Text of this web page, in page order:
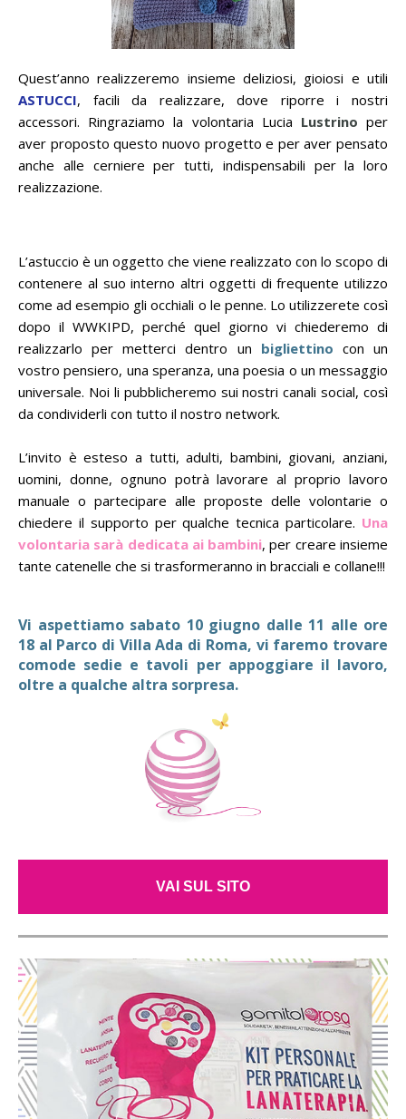
Quest’anno realizzeremo insieme deliziosi, gioiosi e utili
ASTUCCI, facili da realizzare, dove riporre i nostri
accessori. Ringraziamo la volontaria Lucia Lustrino per
aver proposto questo nuovo progetto e per aver pensato
anche alle cerniere per tutti, indispensabili per la loro
realizzazione.
L’astuccio è un oggetto che viene realizzato con lo scopo di
contenere al suo interno altri oggetti di frequente utilizzo
come ad esempio gli occhiali o le penne. Lo utilizzerete così
dopo il WWKIPD, perché quel giorno vi chiederemo di
realizzarlo per metterci dentro un bigliettino con un
vostro pensiero, una speranza, una poesia o un messaggio
universale. Noi li pubblicheremo sui nostri canali social, così
da condividerli con tutto il nostro network.
L’invito è esteso a tutti, adulti, bambini, giovani, anziani,
uomini, donne, ognuno potrà lavorare al proprio lavoro
manuale o partecipare alle proposte delle volontarie o
chiedere il supporto per qualche tecnica particolare. Una
volontaria sarà dedicata ai bambini, per creare insieme
tante catenelle che si trasformeranno in bracciali e collane!!!
Vi aspettiamo sabato 10 giugno dalle 11 alle ore
18 al Parco di Villa Ada di Roma, vi faremo trovare
comode sedie e tavoli per appoggiare il lavoro,
oltre a qualche altra sorpresa.
VAI SUL SITO